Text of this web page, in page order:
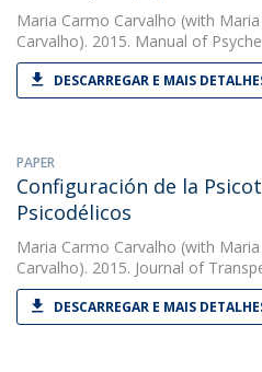
Maria Carmo Carvalho (with
Carvalho). 2015. Manual of
DESCARREGAR E MAIS
PAPER
Configuración de la
Psicodélicos
Maria Carmo Carvalho (with
Carvalho). 2015. Journal of
DESCARREGAR E MAIS